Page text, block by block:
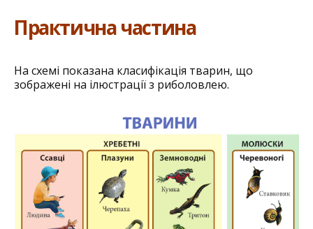
Практична частина
На схемі показана класифікація тварин, що
зображені на ілюстрації з риболовлею.